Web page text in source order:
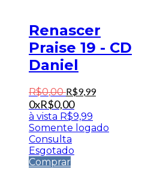
Renascer
Praise 19 - CD
Daniel
R$0,00 R$9,99
0xR$0,00
à vista R$9,99
Somente logado
Consulta
Esgotado
Comprar